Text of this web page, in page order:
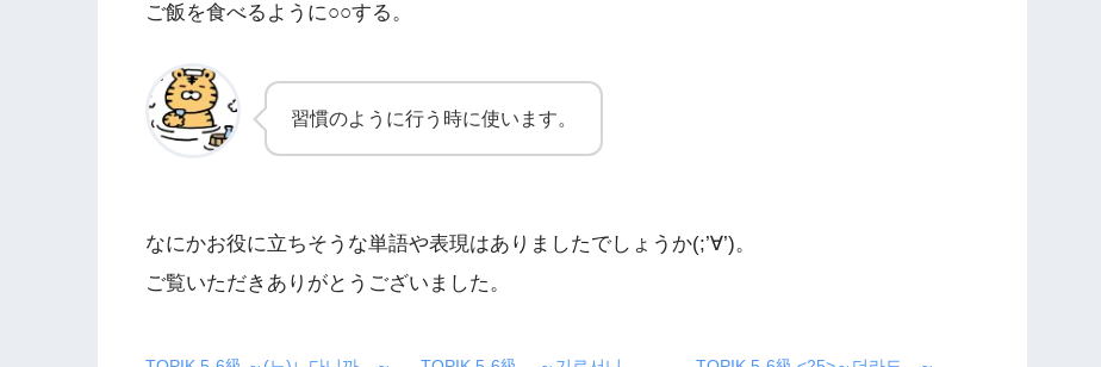
ご飯を食べるように○○する。
習慣のように行う時に使います。
なにかお役に立ちそうな単語や表現はありましたでしょうか(;’∀’)。
ご覧いただきありがとうございました。